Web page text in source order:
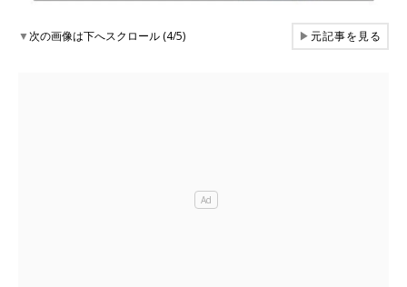
▼次の画像は下へスクロール (4/5) ▶元記事を見る